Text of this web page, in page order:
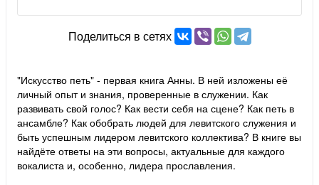
Поделиться в сетях
"Искусство петь" - первая книга Анны. В ней изложены её
личный опыт и знания, проверенные в служении. Как
развивать свой голос? Как вести себя на сцене? Как петь в
ансамбле? Как обобрать людей для левитского служения и
быть успешным лидером левитского коллектива? В книге вы
найдёте ответы на эти вопросы, актуальные для каждого
вокалиста и, особенно, лидера прославления.